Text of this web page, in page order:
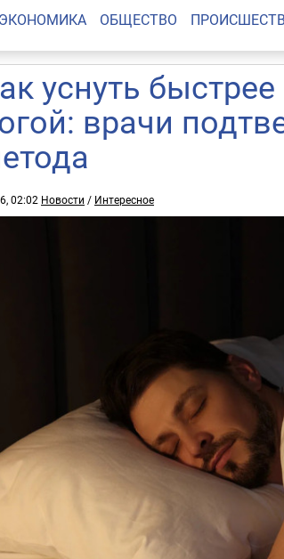
ЭКОНОМИКА ОБЩЕСТВО
уснуть
врачи
02:02 Новости / Интересное